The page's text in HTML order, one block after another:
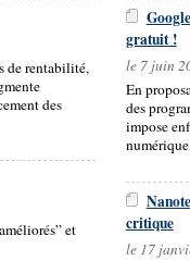
de rentabilité,
des
gratuit !
le 7 juin
En
des
impose
et
critique
le 17